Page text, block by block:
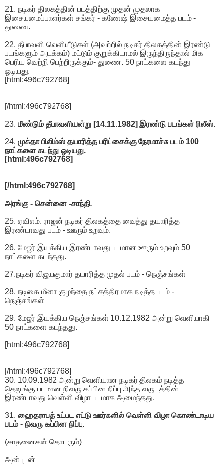
21. நடிகர் திலகத்தின் படத்திற்கு முதன் முதலாக
இசையமைப்பாளர்கள் சங்கர் - கணேஷ் இசையமைத்த படம் -
துணை.
22. தீபாவளி வெளியீடுகள் (அவற்றில் நடிகர் திலகத்தின் இரண்டு
படங்களும் அடக்கம்) மட்டும் குறுக்கிடாமல் இருந்திருந்தால் மிக
பெரிய வெற்றி பெற்றிருக்கும்- துணை. 50 நாட்களை கடந்து
ஓடியது.
[html:496c792768]
[/html:496c792768]
23. மீண்டும் தீபாவளியன்று [14.11.1982] இரண்டு படங்கள் ரிலீஸ்.
24. முக்தா பிலிம்ஸ் தயாரித்த பரிட்சைக்கு நேரமாச்சு படம் 100
நாட்களை கடந்து ஓடியது.
[html:496c792768]
[/html:496c792768]
அரங்கு - சென்னை -சாந்தி.
25. ஏவிஎம். ராஜன் நடிகர் திலகத்தை வைத்து தயாரித்த
இரண்டாவது படம் - ஊரும் உறவும்.
26. மேஜர் இயக்கிய இரண்டாவது படமான ஊரும் உறவும் 50
நாட்களை கடந்தது.
27.நடிகர் விஜயகுமார் தயாரித்த முதல் படம் - நெஞ்சங்கள்
28. நடிகை மீனா குழந்தை நட்சத்திரமாக நடித்த படம் -
நெஞ்சங்கள்
29. மேஜர் இயக்கிய நெஞ்சங்கள் 10.12.1982 அன்று வெளியாகி
50 நாட்களை கடந்தது.
[html:496c792768]
[/html:496c792768]
30. 10.09.1982 அன்று வெளியான நடிகர் திலகம் நடித்த
தெலுங்கு படமான நிவரு கப்பின நிப்பு அந்த வருடத்தின்
இரண்டாவது வெள்ளி விழா படமாக அமைந்தது.
31. ஹைதராபத் உட்பட எட்டு ஊர்களில் வெள்ளி விழா கொண்டாடிய
படம் - நிவரு கப்பின நிப்பு.
(சாதனைகள் தொடரும்)
அன்புடன்